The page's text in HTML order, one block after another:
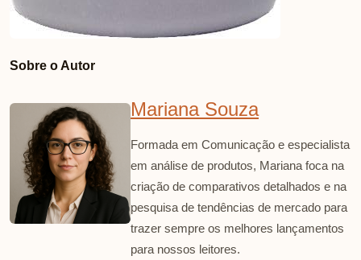
Sobre o Autor
Mariana Souza
Formada em Comunicação e especialista
em análise de produtos, Mariana foca na
criação de comparativos detalhados e na
pesquisa de tendências de mercado para
trazer sempre os melhores lançamentos
para nossos leitores.